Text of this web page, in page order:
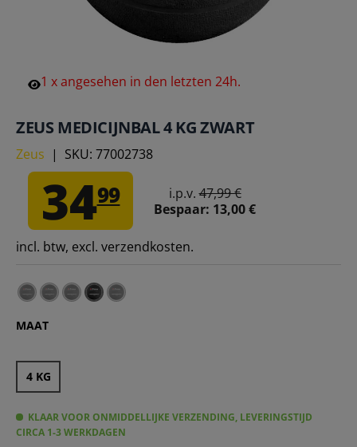
1 xangesehen in den letzten 24h.
ZEUS MEDICIJNBAL 4 KG ZWART
Zeus | SKU: 77002738
3499 i.p.v.47,99 €
Bespaar: 13,00 €
incl. btw, excl. verzendkosten.
MAAT
4 KG
KLAAR VOOR ONMIDDELLIJKE VERZENDING, LEVERINGSTIJD
CIRCA 1-3 WERKDAGEN